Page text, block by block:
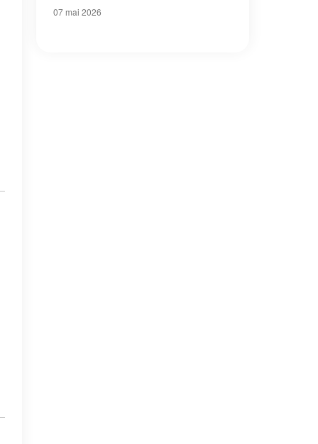
07 mai 2026